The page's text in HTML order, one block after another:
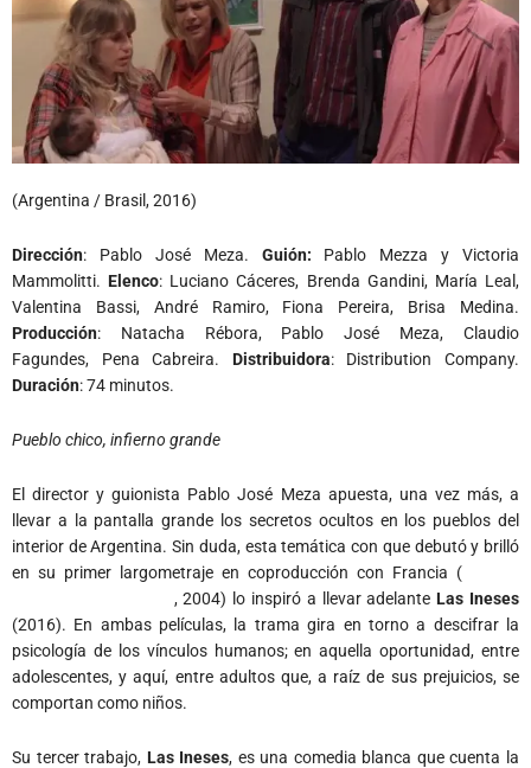
(Argentina / Brasil, 2016)
Dirección: Pablo José Meza. Guión: Pablo Mezza y Victoria
Mammolitti.Elenco: Luciano Cáceres, Brenda Gandini, María Leal,
Valentina Bassi, André Ramiro, Fiona Pereira, Brisa Medina.
Producción: Natacha Rébora, Pablo José Meza, Claudio
Fagundes, Pena Cabreira. Distribuidora: Distribution Company.
Duración: 74 minutos.
Pueblo chico, infierno grande
El director y guionista Pablo José Meza apuesta, una vez más, a
llevar a la pantalla grande los secretos ocultos en los pueblos del
interior de Argentina. Sin duda, esta temática con que debutó y brilló
en su primer largometraje en coproducción con Francia (
, 2004) lo inspiró a llevar adelanteLas Ineses
(2016). En ambas películas, la trama gira en torno a descifrar la
psicología de los vínculos humanos; en aquella oportunidad, entre
adolescentes, y aquí, entre adultos que, a raíz de sus prejuicios, se
comportan como niños.
Su tercer trabajo, Las Ineses, es una comedia blanca que cuenta la